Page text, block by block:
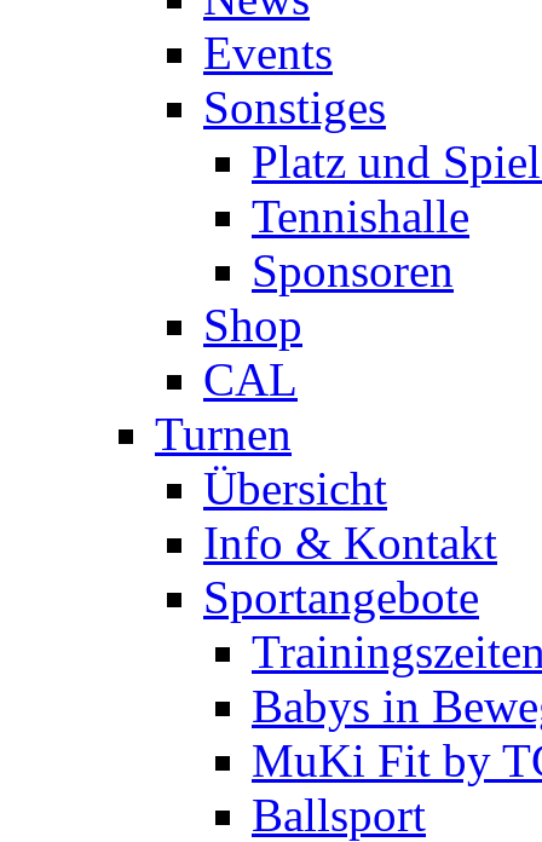
Events
Sonstiges
Platz und
Tennishalle
Sponsoren
Shop
CAL
Turnen
Übersicht
Info & Kontakt
Sportangebote
Babys in
MuKi Fit by
Ballsport